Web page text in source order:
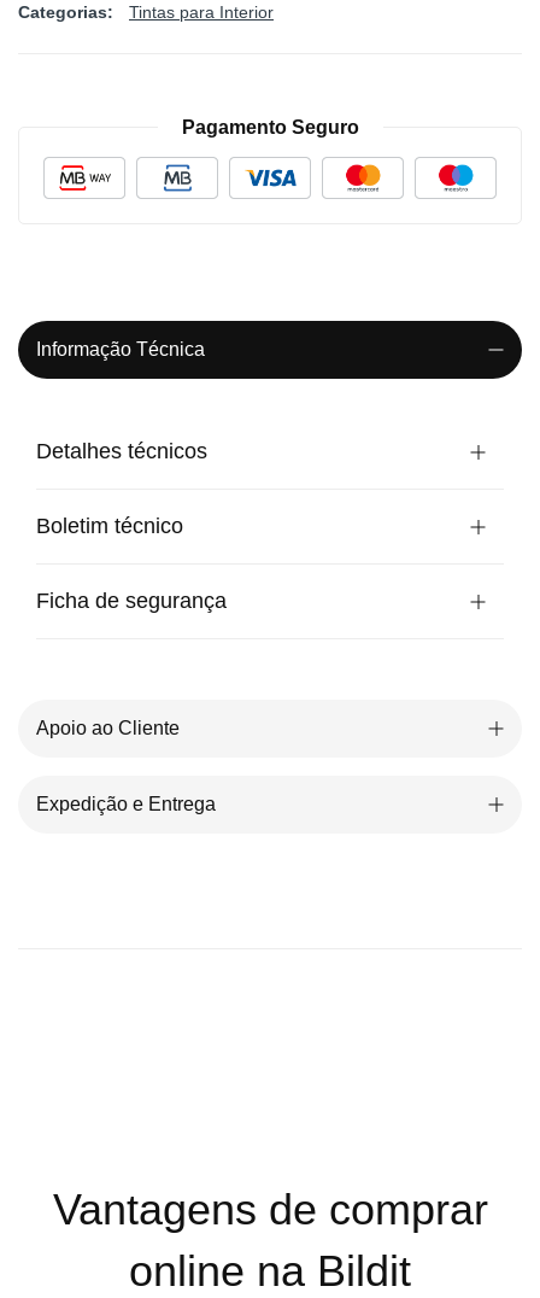
Categorias: Tintas para Interior
Pagamento Seguro
Informação Técnica
Detalhes técnicos
Boletim técnico
Ficha de segurança
Apoio ao Cliente
Expedição e Entrega
Vantagens de comprar
online na Bildit